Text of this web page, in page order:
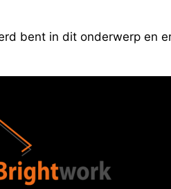
bent in dit onderwerp en